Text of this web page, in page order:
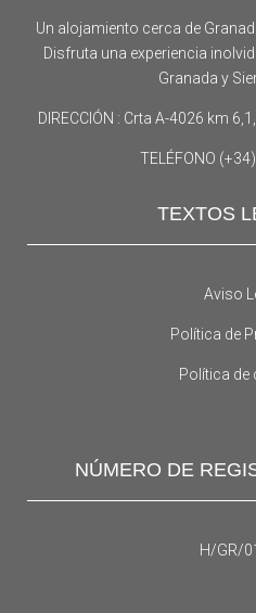
Un alojamiento cerca de
Disfruta una experiencia
Granada y
DIRECCIÓN : Crta A-4026 km
TELÉFONO
TEXTOS
Aviso
Política de
Política de
NÚMERO DE
H/GR/